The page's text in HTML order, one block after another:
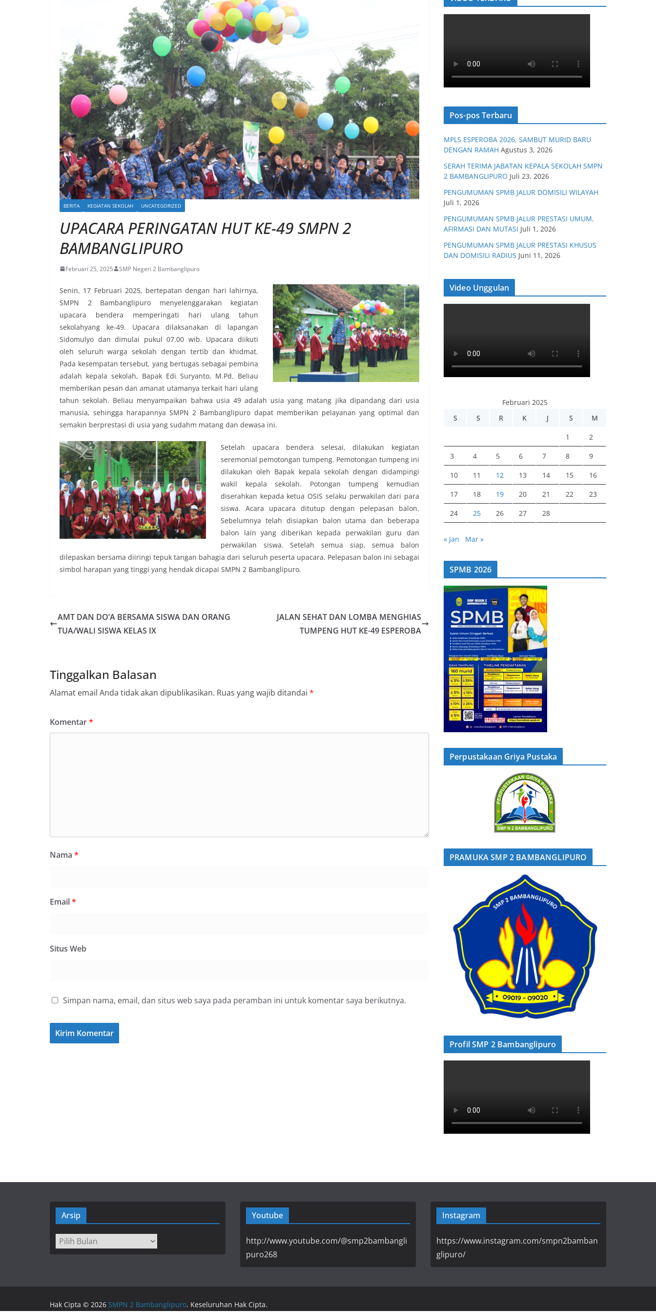
BERITA KEGIATAN SEKOLAH UNCATEGORIZED
UPACARA PERINGATAN HUT KE-49 SMPN 2
BAMBANGLIPURO
Februari 25, 2025 SMP Negeri 2 Bambanglipuro
Senin, 17 Februari 2025, bertepatan dengan hari lahirnya,
SMPN 2 Bambanglipuro menyelenggarakan kegiatan
upacara bendera memperingati hari ulang tahun
sekolahyang ke-49. Upacara dilaksanakan di lapangan
Sidomulyo dan dimulai pukul 07.00 wib. Upacara diikuti
oleh seluruh warga sekolah dengan tertib dan khidmat.
Pada kesempatan tersebut, yang bertugas sebagai pembina
adalah kepala sekolah, Bapak Edi Suryanto, M.Pd. Beliau
memberikan pesan dan amanat utamanya terkait hari ulang
tahun sekolah. Beliau menyampaikan bahwa usia 49 adalah usia yang matang jika dipandang dari usia
manusia, sehingga harapannya SMPN 2 Bambanglipuro dapat memberikan pelayanan yang optimal dan
semakin berprestasi di usia yang sudahm matang dan dewasa ini.
Setelah upacara bendera selesai, dilakukan kegiatan
seremonial pemotongan tumpeng. Pemotongan tumpeng ini
dilakukan oleh Bapak kepala sekolah dengan didampingi
wakil kepala sekolah. Potongan tumpeng kemudian
diserahkan kepada ketua OSIS selaku perwakilan dari para
siswa. Acara upacara ditutup dengan pelepasan balon.
Sebelumnya telah disiapkan balon utama dan beberapa
balon lain yang diberikan kepada perwakilan guru dan
perwakilan siswa. Setelah semua siap, semua balon
dilepaskan bersama diiringi tepuk tangan bahagia dari seluruh peserta upacara. Pelepasan balon ini sebagai
simbol harapan yang tinggi yang hendak dicapai SMPN 2 Bambanglipuro.
AMT DAN DO’A BERSAMA SISWA DAN ORANG
TUA/WALI SISWA KELAS IX
JALAN SEHAT DAN LOMBA MENGHIAS
TUMPENG HUT KE-49 ESPEROBA
Tinggalkan Balasan
Alamat email Anda tidak akan dipublikasikan. Ruas yang wajib ditandai *
Komentar*
Nama *
Email*
Situs Web
Simpan nama, email, dan situs web saya pada peramban ini untuk komentar saya berikutnya.
Pos-pos Terbaru
MPLS ESPEROBA 2026, SAMBUT MURID BARU
DENGAN RAMAH Agustus 3, 2026
SERAH TERIMA JABATAN KEPALA SEKOLAH SMPN
2 BAMBANGLIPURO Juli 23, 2026
PENGUMUMAN SPMB JALUR DOMISILI WILAYAH
Juli 1, 2026
PENGUMUMAN SPMB JALUR PRESTASI UMUM,
AFIRMASI DAN MUTASI Juli 1, 2026
PENGUMUMAN SPMB JALUR PRESTASI KHUSUS
DAN DOMISILI RADIUS Juni 11, 2026
Video Unggulan
Februari 2025
S
S R K J S M
1 2
3 4 5 6 7 8 9
10 11 12 13 14 15 16
17 18 19 20 21 22 23
24 25 26 27 28
« Jan Mar »
SPMB 2026
Perpustakaan Griya Pustaka
PRAMUKA SMP 2 BAMBANGLIPURO
Profil SMP 2 Bambanglipuro
Arsip
Arsip
Youtube
http://www.youtube.com/@smp2bambangli
puro268
Instagram
https://www.instagram.com/smpn2bamban
glipuro/
Hak Cipta © 2026 SMPN 2 Bambanglipuro. Keseluruhan Hak Cipta.